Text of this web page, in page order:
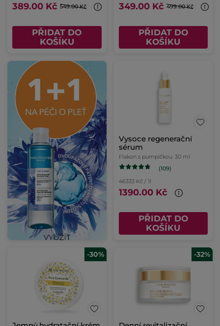
389.00 Kč 549.00 Kč
PŘIDAT DO
KOŠÍKU
349.00 Kč 499.00 Kč
PŘIDAT DO
KOŠÍKU
Vysoce regenerační
sérum
Flakon s pumpičkou 30 ml
(109)
46333 Kč / 1l
1390.00 Kč
PŘIDAT DO
KOŠÍKU
-30% -32%